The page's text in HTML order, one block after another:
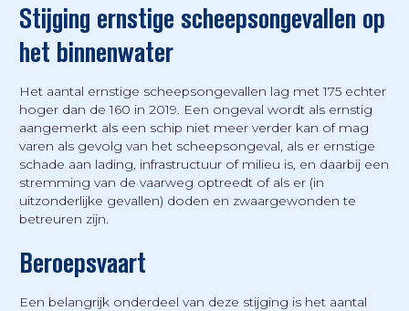
Stijging ernstige scheepsongevallen op
het binnenwater
Het aantal ernstige scheepsongevallen lag met 175 echter
hoger dan de 160 in 2019. Een ongeval wordt als ernstig
aangemerkt als een schip niet meer verder kan of mag
varen als gevolg van het scheepsongeval, als er ernstige
schade aan lading, infrastructuur of milieu is, en daarbij een
stremming van de vaarweg optreedt of als er (in
uitzonderlijke gevallen) doden en zwaargewonden te
betreuren zijn.
Beroepsvaart
Een belangrijk onderdeel van deze stijging is het aantal